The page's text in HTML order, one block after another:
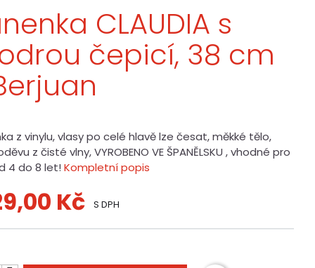
CLAUDIA s
čepicí, 38 cm
z vinylu, vlasy po celé hlavě lze česat, měkké tělo,
z čisté vlny, VYROBENO VE ŠPANĚLSKU , vhodné pro
4 do 8 let!Kompletní popis
Kč S DPH